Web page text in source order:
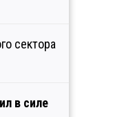
сектора
в силе